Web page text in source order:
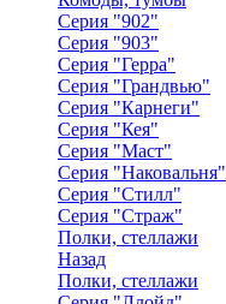
Серия "902"
Серия "903"
Серия "Герра"
Серия "Грандвью"
Серия "Карнеги"
Серия "Кея"
Серия "Маст"
Серия "Наковальня"
Серия "Стилл"
Серия "Страж"
Полки, стеллажи
Назад
Полки, стеллажи